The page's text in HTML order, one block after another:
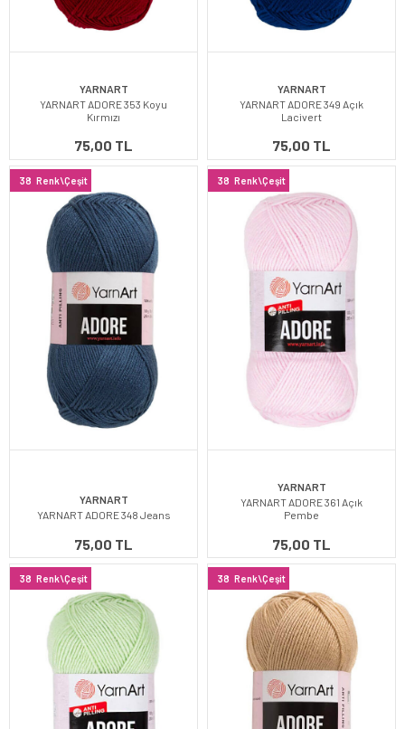
YARNART
YARNART ADORE 353 Koyu
Kırmızı
75,00 TL
YARNART
YARNART ADORE 349 Açık
Lacivert
75,00 TL
38 Renk\Çeşit
YARNART
YARNART ADORE 348 Jeans
75,00 TL
38 Renk\Çeşit
YARNART
YARNART ADORE 361 Açık
Pembe
75,00 TL
38 Renk\Çeşit 38 Renk\Çeşit